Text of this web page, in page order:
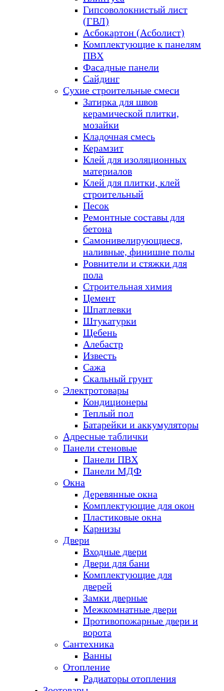
Гипсоволокнистый лист
(ГВЛ)
Асбокартон (Асболист)
Комплектующие к панелям
ПВХ
Фасадные панели
Сайдинг
Сухие строительные смеси
Затирка для швов
керамической плитки,
мозайки
Кладочная смесь
Керамзит
Клей для изоляционных
материалов
Клей для плитки, клей
строительный
Песок
Ремонтные составы для
бетона
Самонивелирующиеся,
наливные, финишне полы
Ровнители и стяжки для
пола
Строительная химия
Цемент
Шпатлевки
Штукатурки
Щебень
Алебастр
Известь
Сажа
Скальный грунт
Электротовары
Кондиционеры
Теплый пол
Батарейки и аккумуляторы
Адресные таблички
Панели стеновые
Панели ПВХ
Панели МДФ
Окна
Деревянные окна
Комплектующие для окон
Пластиковые окна
Карнизы
Двери
Входные двери
Двери для бани
Комплектующие для
дверей
Замки дверные
Межкомнатные двери
Противопожарные двери и
ворота
Сантехника
Ванны
Отопление
Радиаторы отопления